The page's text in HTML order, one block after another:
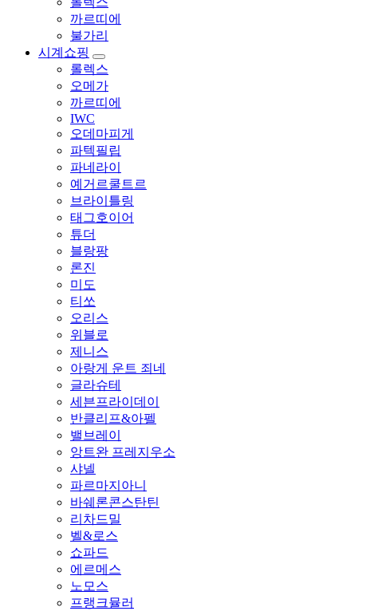
까르띠에
불가리
시계쇼핑
롤렉스
오메가
까르띠에
IWC
오데마피게
파텍필립
파네라이
예거르쿨트르
브라이틀링
태그호이어
튜더
블랑팡
론진
미도
티쏘
오리스
위블로
제니스
아랑게 운트 죄네
글라슈테
세븐프라이데이
반클리프&아펠
밸브레이
앙트완 프레지우소
샤넬
파르마지아니
바쉐론콘스탄틴
리차드밀
벨&로스
쇼파드
에르메스
노모스
프랭크뮬러